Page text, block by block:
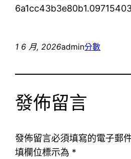
1 6 月, 2026admin分數
發佈留言
發佈留言必須填寫的電子郵
填欄位標示為 *